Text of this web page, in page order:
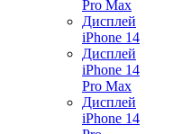
Pro Max
Дисплей
iPhone 14
Дисплей
iPhone 14
Pro Max
Дисплей
iPhone 14